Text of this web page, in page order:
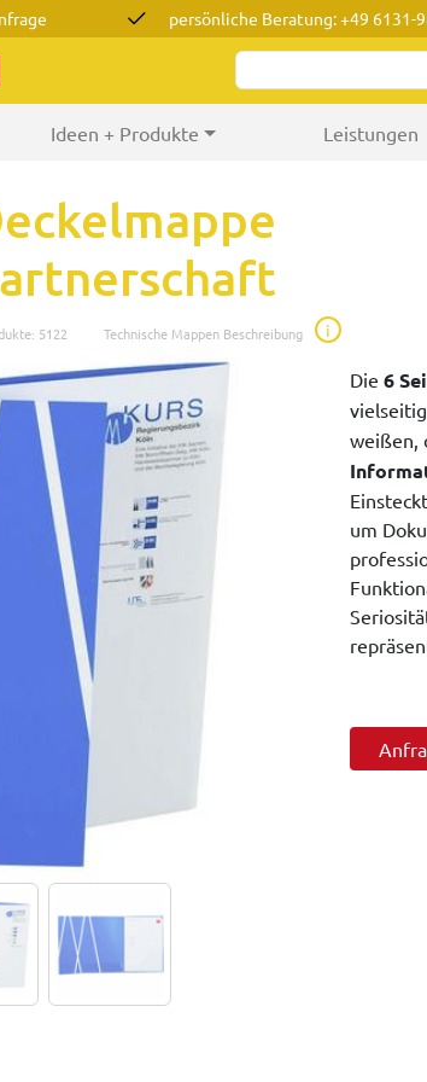
persönliche Beratung: +49 6131-
Ideen + Produkte Leistungen
5122 Technische Mappen Beschreibung i
Die 6
weißen,
um